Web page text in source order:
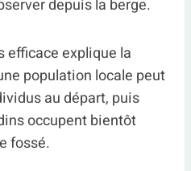
depuis la berge.
efficace explique la
population locale peut
au départ, puis
occupent bientôt
fossé.